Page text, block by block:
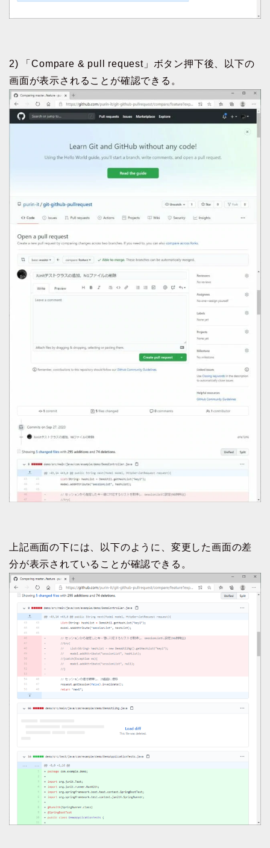
2) 「Compare & pull request」ボタン押下後、以下の
画面が表示されることが確認できる。
上記画面の下には、以下のように、変更した画面の差
分が表示されていることが確認できる。